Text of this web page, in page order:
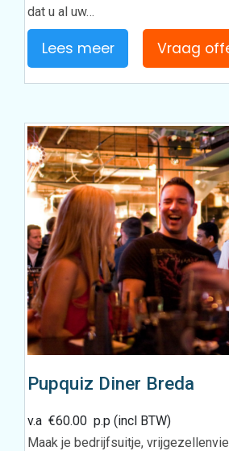
dat u al uw…
Lees meer Vraag
Pupquiz Diner Breda
v.a€60.00 p.p (incl BTW)
Maak je bedrijfsuitje,